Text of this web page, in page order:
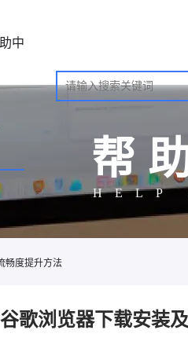
中
帮
HELP
畅度提升方法
谷歌浏览器下载安装